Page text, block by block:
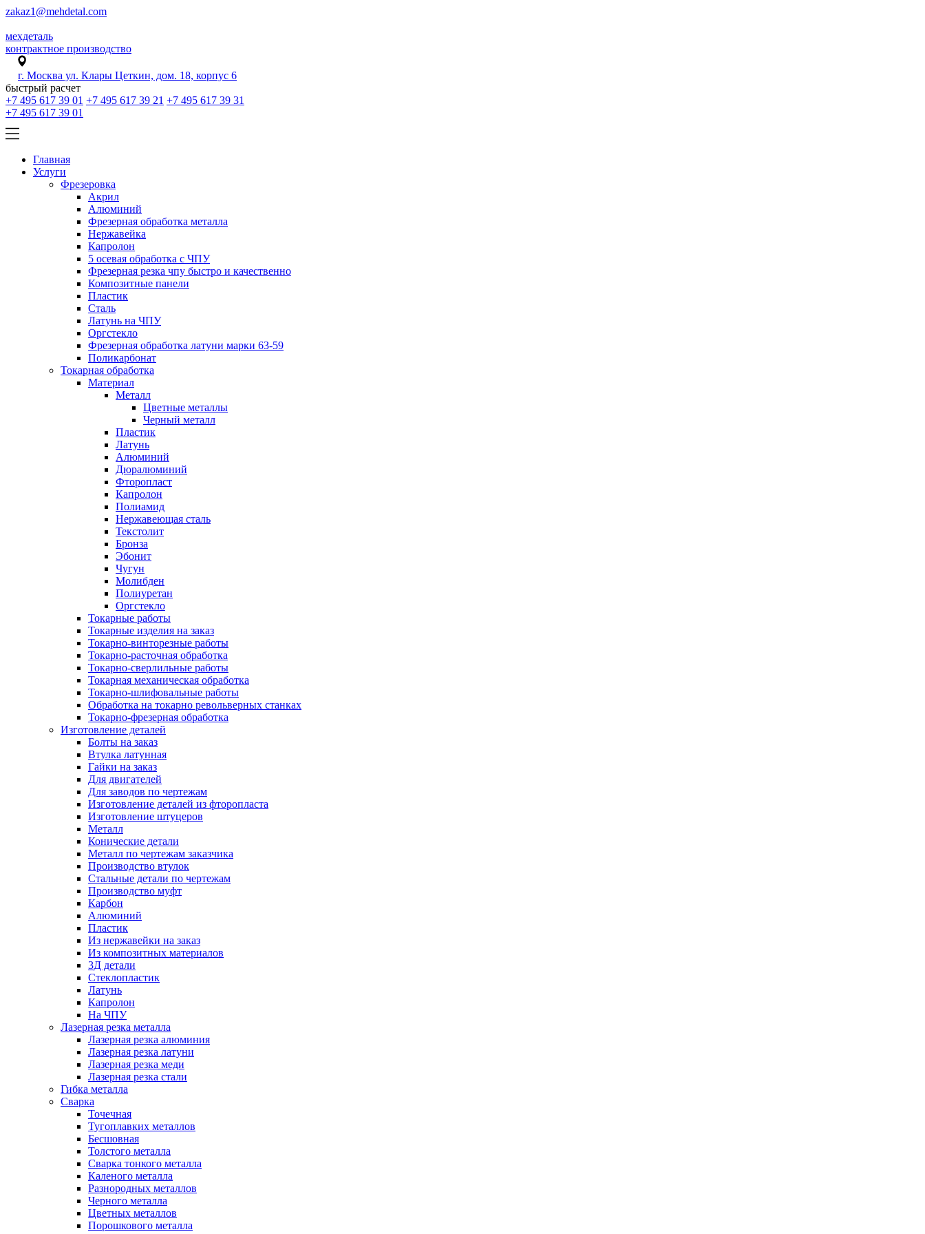
zakaz1@mehdetal.com
мехдеталь
контрактное производство
г. Москва ул. Клары Цеткин, дом. 18, корпус 6
быстрый расчет
+7 495 617 39 01 +7 495 617 39 21 +7 495 617 39 31
+7 495 617 39 01
Главная
Услуги
Фрезеровка
Акрил
Алюминий
Фрезерная обработка металла
Нержавейка
Капролон
5 осевая обработка с ЧПУ
Фрезерная резка чпу быстро и качественно
Композитные панели
Пластик
Сталь
Латунь на ЧПУ
Оргстекло
Фрезерная обработка латуни марки 63-59
Поликарбонат
Токарная обработка
Материал
Металл
Цветные металлы
Черный металл
Пластик
Латунь
Алюминий
Дюралюминий
Фторопласт
Капролон
Полиамид
Нержавеющая сталь
Текстолит
Бронза
Эбонит
Чугун
Молибден
Полиуретан
Оргстекло
Токарные работы
Токарные изделия на заказ
Токарно-винторезные работы
Токарно-расточная обработка
Токарно-сверлильные работы
Токарная механическая обработка
Токарно-шлифовальные работы
Обработка на токарно револьверных станках
Токарно-фрезерная обработка
Изготовление деталей
Болты на заказ
Втулка латунная
Гайки на заказ
Для двигателей
Для заводов по чертежам
Изготовление деталей из фторопласта
Изготовление штуцеров
Металл
Конические детали
Металл по чертежам заказчика
Производство втулок
Стальные детали по чертежам
Производство муфт
Карбон
Алюминий
Пластик
Из нержавейки на заказ
Из композитных материалов
3Д детали
Стеклопластик
Латунь
Капролон
На ЧПУ
Лазерная резка металла
Лазерная резка алюминия
Лазерная резка латуни
Лазерная резка меди
Лазерная резка стали
Гибка металла
Сварка
Точечная
Тугоплавких металлов
Бесшовная
Толстого металла
Сварка тонкого металла
Каленого металла
Разнородных металлов
Черного металла
Цветных металлов
Порошкового металла